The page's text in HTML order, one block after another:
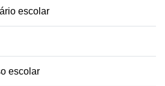
escolar
escolar